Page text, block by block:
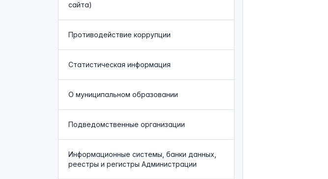
сайта)
Противодействие коррупции
Статистическая информация
О муниципальном образовании
Подведомственные организации
Информационные системы, банки данных,
реестры и регистры Администрации